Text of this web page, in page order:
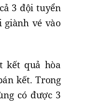
3 đội tuyển
vé vào
kết quả hòa
kết. Trong
có được 3